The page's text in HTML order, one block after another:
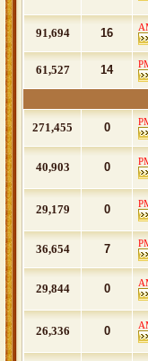
16
91,694
14
61,527
0
271,455
0
40,903
0
29,179
7
36,654
0
29,844
0
26,336